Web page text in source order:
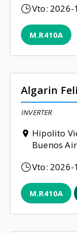
Vto: 2026-
M.R410A
Algarin
INVERTER
Hipolito
Buenos
Vto: 2026-
M.R410A